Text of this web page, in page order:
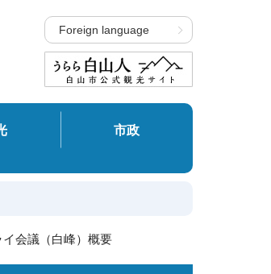
Foreign language
市政
会議（白峰）概要